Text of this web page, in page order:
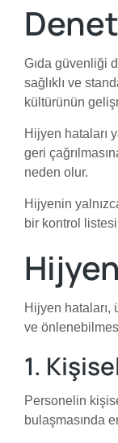
Gıda güvenliği
sağlıklı ve
kültürünün
Hijyen hataları
geri
neden olur.
Hijyenin
bir kontrol
Hijyen hataları,
ve
1.
Personelin
bulaşmasında